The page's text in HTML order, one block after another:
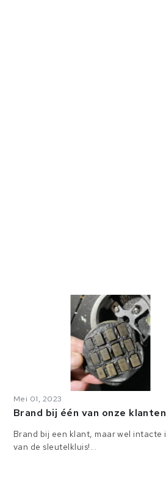
Mei 01, 2023
Brand bij één van onze klanten
Brand bij een klant, maar wel intacte
van de sleutelkluis!...